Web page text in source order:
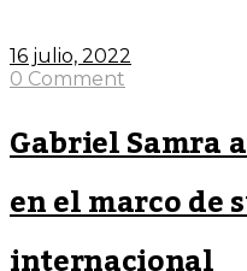
16 julio, 2022
0 Comment
Gabriel Samra
en el marco de